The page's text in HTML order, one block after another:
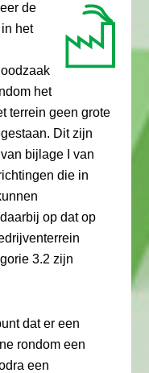
de
het
het
terrein geen grote
Dit zijn
bijlage I van
die in
op dat op
3.2 zijn
dat er een
rondom een
een